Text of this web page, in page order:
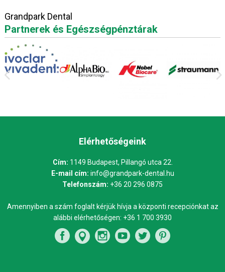
Grandpark Dental
Partnerek és Egészségpénztárak
Elérhetőségeink
Cím: 1149 Budapest, Pillangó utca 22.
E-mail cím: info@grandpark-dental.hu
Telefonszám: +36 20 296 0875
Amennyiben a szám foglalt kérjük hívja a központi recepciónkat az
alábbi elérhetőségen: +36 1 700 3930